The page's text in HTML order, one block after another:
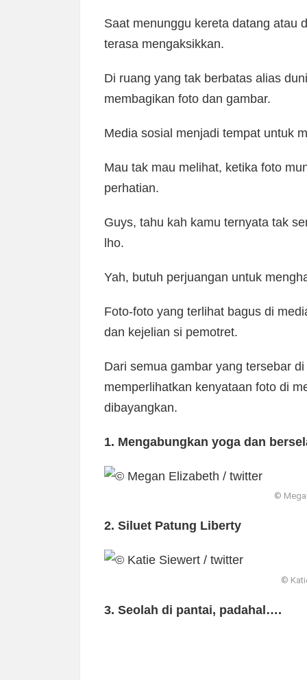
Saat menunggu kereta datang atau
terasa mengaksikkan.
Di ruang yang tak berbatas alias
membagikan foto dan gambar.
Media sosial menjadi tempat untuk
Mau tak mau melihat, ketika foto
perhatian.
Guys, tahu kah kamu ternyata tak
lho.
Yah, butuh perjuangan untuk
Foto-foto yang terlihat bagus di
dan kejelian si pemotret.
Dari semua gambar yang tersebar
memperlihatkan kenyataan foto di
dibayangkan.
1. Mengabungkan yoga dan
©
2. Siluet Patung Liberty
©
3. Seolah di pantai, padahal….